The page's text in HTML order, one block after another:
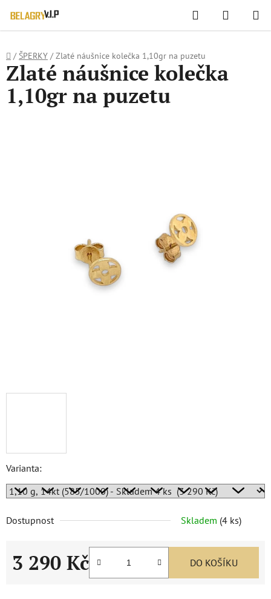
WIDGET HODNOCENÍ OBCHODU
Přejít
na
Hledat
KOŠÍK
Domů
/ ŠPERKY / Zlaté náušnice kolečka 1,10gr na puzetu
Varianta:
Dostupnost Skladem (4 ks)
3 290 Kč DO KOŠÍKU
Zlaté náušnice kolečka
1,10gr na puzetu